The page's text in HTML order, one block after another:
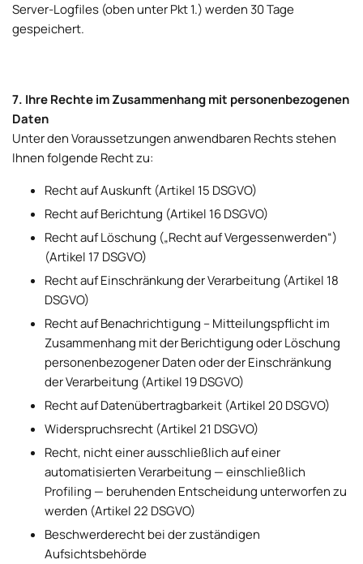
Server-Logfiles (oben unter Pkt 1.) werden 30 Tage
gespeichert.
7. Ihre Rechte im Zusammenhang mit personenbezogenen
Daten
Unter den Voraussetzungen anwendbaren Rechts stehen
Ihnen folgende Recht zu:
Recht auf Auskunft (Artikel 15 DSGVO)
Recht auf Berichtung (Artikel 16 DSGVO)
Recht auf Löschung („Recht auf Vergessenwerden“)
(Artikel 17 DSGVO)
Recht auf Einschränkung der Verarbeitung (Artikel 18
DSGVO)
Recht auf Benachrichtigung – Mitteilungspflicht im
Zusammenhang mit der Berichtigung oder Löschung
personenbezogener Daten oder der Einschränkung
der Verarbeitung (Artikel 19 DSGVO)
Recht auf Datenübertragbarkeit (Artikel 20 DSGVO)
Widerspruchsrecht (Artikel 21 DSGVO)
Recht, nicht einer ausschließlich auf einer
automatisierten Verarbeitung — einschließlich
Profiling — beruhenden Entscheidung unterworfen zu
werden (Artikel 22 DSGVO)
Beschwerderecht bei der zuständigen
Aufsichtsbehörde